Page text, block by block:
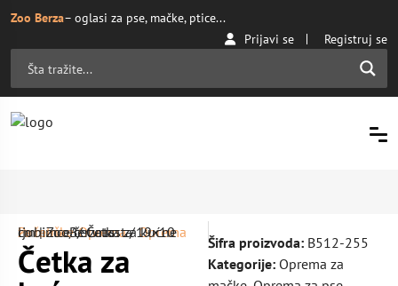
Zoo Berza– oglasi za pse, mačke, ptice...
Prijavi se
Registruj se
Početna/Oprema/
Oprema za mačke
/ Četka za kućne ljubimce četvrtasta 19×10 cm | ZooBerza.rs
Četka za Šifra proizvoda: B512-255
Kategorije: Oprema za